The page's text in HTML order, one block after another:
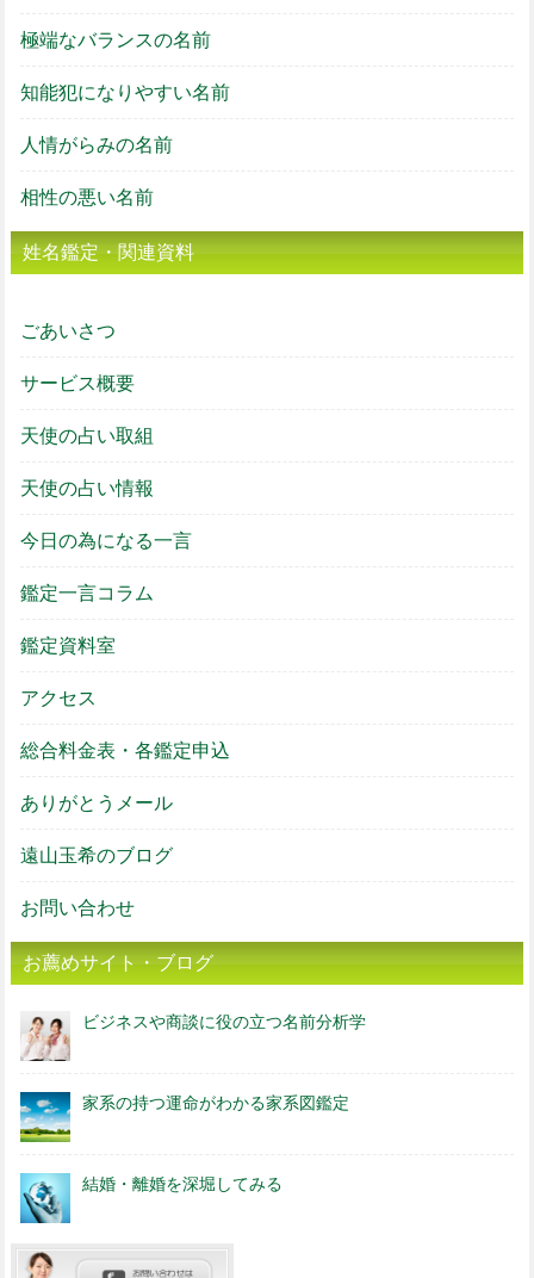
極端なバランスの名前
知能犯になりやすい名前
人情がらみの名前
相性の悪い名前
姓名鑑定・関連資料
ごあいさつ
サービス概要
天使の占い取組
天使の占い情報
今日の為になる一言
鑑定一言コラム
鑑定資料室
アクセス
総合料金表・各鑑定申込
ありがとうメール
遠山玉希のブログ
お問い合わせ
お薦めサイト・ブログ
ビジネスや商談に役の立つ名前分析学
家系の持つ運命がわかる家系図鑑定
結婚・離婚を深堀してみる